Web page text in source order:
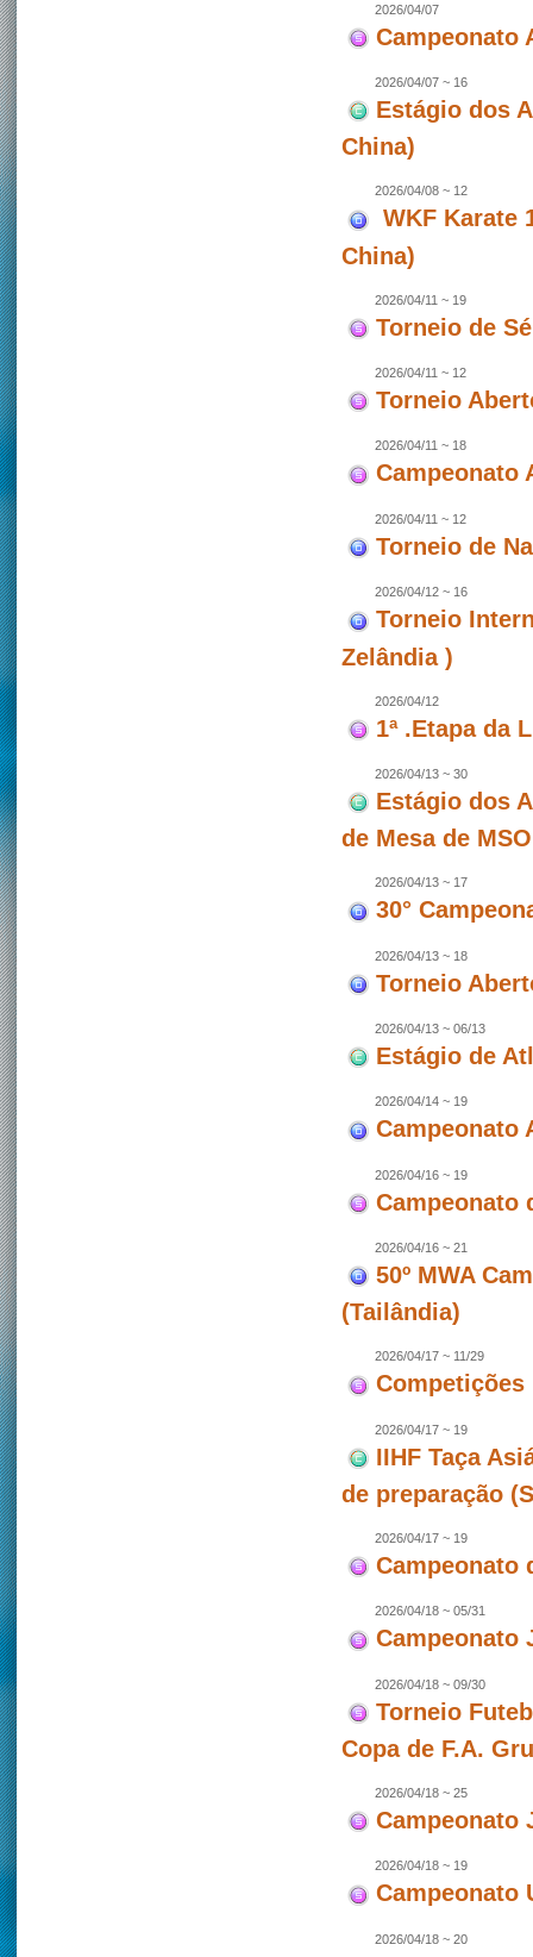
2026/04/07
Campeonato
2026/04/07 ~ 16
Estágio dos
China)
2026/04/08 ~ 12
WKF Karate
China)
2026/04/11 ~ 19
Torneio de
2026/04/11 ~ 12
Torneio
2026/04/11 ~ 18
Campeonato
2026/04/11 ~ 12
Torneio de
2026/04/12 ~ 16
Torneio
Zelândia )
2026/04/12
1ª .Etapa da
2026/04/13 ~ 30
Estágio dos
de Mesa de
2026/04/13 ~ 17
30°
2026/04/13 ~ 18
Torneio
2026/04/13 ~ 06/13
Estágio de
2026/04/14 ~ 19
Campeonato
2026/04/16 ~ 19
Campeonato
2026/04/16 ~ 21
50º MWA
(Tailândia)
2026/04/17 ~ 11/29
Competições
2026/04/17 ~ 19
IIHF Taça
de preparação
2026/04/17 ~ 19
Campeonato
2026/04/18 ~ 05/31
Campeonato
2026/04/18 ~ 09/30
Torneio
Copa de F.A.
2026/04/18 ~ 25
Campeonato
2026/04/18 ~ 19
Campeonato
2026/04/18 ~ 20